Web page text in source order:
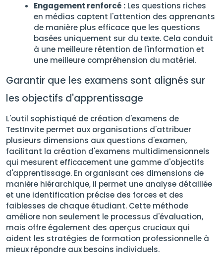
Engagement renforcé : Les questions riches
en médias captent l'attention des apprenants
de manière plus efficace que les questions
basées uniquement sur du texte. Cela conduit
à une meilleure rétention de l'information et
une meilleure compréhension du matériel.
Garantir que les examens sont alignés sur
les objectifs d'apprentissage
L'outil sophistiqué de création d'examens de
TestInvite permet aux organisations d'attribuer
plusieurs dimensions aux questions d'examen,
facilitant la création d'examens multidimensionnels
qui mesurent efficacement une gamme d'objectifs
d'apprentissage. En organisant ces dimensions de
manière hiérarchique, il permet une analyse détaillée
et une identification précise des forces et des
faiblesses de chaque étudiant. Cette méthode
améliore non seulement le processus d'évaluation,
mais offre également des aperçus cruciaux qui
aident les stratégies de formation professionnelle à
mieux répondre aux besoins individuels.